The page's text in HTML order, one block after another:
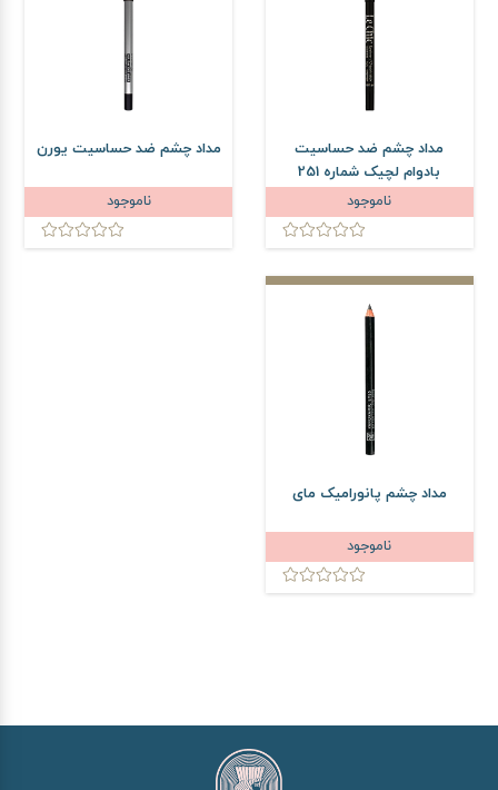
مداد چشم ضد حساسیت
بادوام لچیک شماره 251
ناموجود
مداد چشم ضد حساسیت یورن
ناموجود
مداد چشم پانورامیک مای
ناموجود